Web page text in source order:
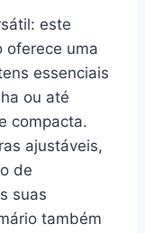
este
oferece uma
essenciais
ou até
compacta.
ajustáveis,
de
suas
também